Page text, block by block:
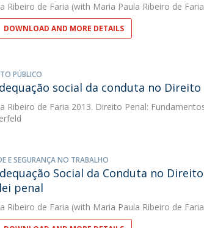
Ribeiro de Faria (with Maria Paula Ribeiro de
DOWNLOAD AND MORE DETAILS
PÚBLICO
social da conduta no Direito
Ribeiro de Faria 2013. Direito Penal:
E SEGURANÇA NO TRABALHO
Social da Conduta no
penal
Ribeiro de Faria (with Maria Paula Ribeiro de